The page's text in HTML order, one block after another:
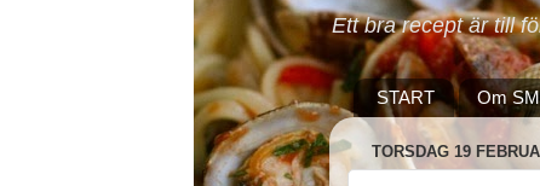
Ett bra recept är till
START Om
TORSDAG 19